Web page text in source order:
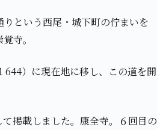
という西尾・城下町の佇まいを
寺。
644）に現在地に移し、この道を開
掲載しました。康全寺。６回目の